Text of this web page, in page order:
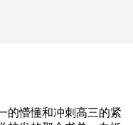
的懵懂和冲刺高三的紧